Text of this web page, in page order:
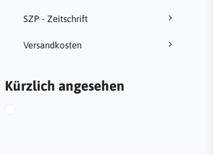
SZP - Zeitschrift
Versandkosten
Kürzlich angesehen